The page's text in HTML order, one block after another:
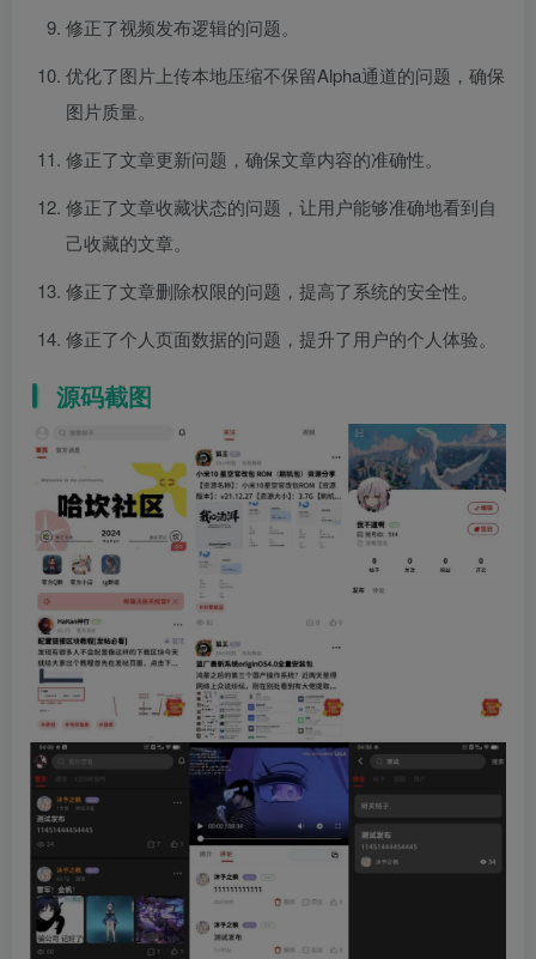
修正了视频发布逻辑的问题。
优化了图片上传本地压缩不保留Alpha通道的问题，确保
图片质量。
修正了文章更新问题，确保文章内容的准确性。
修正了文章收藏状态的问题，让用户能够准确地看到自
己收藏的文章。
修正了文章删除权限的问题，提高了系统的安全性。
修正了个人页面数据的问题，提升了用户的个人体验。
源码截图